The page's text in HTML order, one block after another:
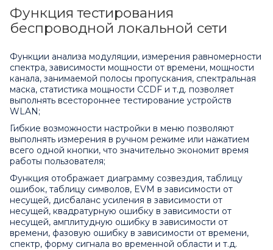
Функция тестирования
беспроводной локальной сети
Функции анализа модуляции, измерения равномерности
спектра, зависимости мощности от времени, мощности
канала, занимаемой полосы пропускания, спектральная
маска, статистика мощности CCDF и т.д. позволяет
выполнять всестороннее тестирование устройств
WLAN;
Гибкие возможности настройки в меню позволяют
выполнять измерения в ручном режиме или нажатием
всего одной кнопки, что значительно экономит время
работы пользователя;
Функция отображает диаграмму созвездия, таблицу
ошибок, таблицу символов, EVM в зависимости от
несущей, дисбаланс усиления в зависимости от
несущей, квадратурную ошибку в зависимости от
несущей, амплитудную ошибку в зависимости от
времени, фазовую ошибку в зависимости от времени,
спектр, форму сигнала во временной области и т.д.